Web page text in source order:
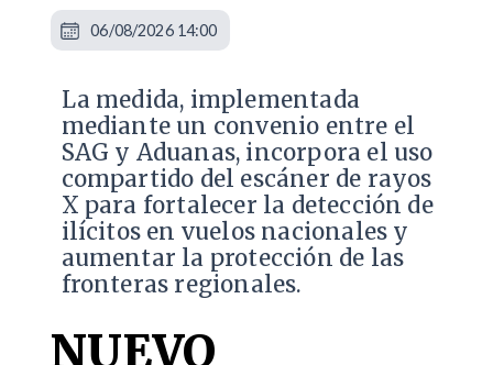
La medida, implementada
mediante un convenio entre el
SAG y Aduanas, incorpora el uso
compartido del escáner de rayos
X para fortalecer la detección de
ilícitos en vuelos nacionales y
aumentar la protección de las
fronteras regionales.
NUEVO
06/08/2026 14:00